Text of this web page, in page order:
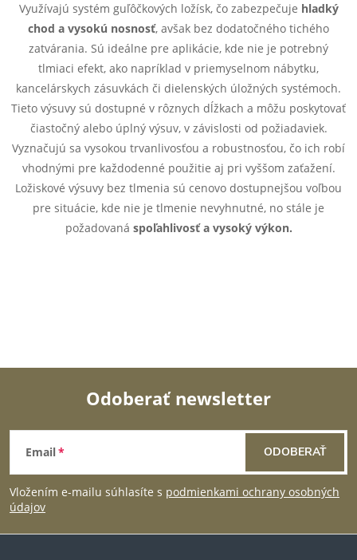
á
a
c
i
e
v
p
s
u
Využívajú systém guľôčkových ložísk, čo zabezpečuje hladký
chod a vysokú nosnosť, avšak bez dodatočného tichého
zatvárania. Sú ideálne pre aplikácie, kde nie je potrebný
tlmiaci efekt, ako napríklad v priemyselnom nábytku,
kancelárskych zásuvkách či dielenských úložných systémoch.
Tieto výsuvy sú dostupné v rôznych dĺžkach a môžu poskytovať
čiastočný alebo úplný výsuv, v závislosti od požiadaviek.
Vyznačujú sa vysokou trvanlivosťou a robustnosťou, čo ich robí
vhodnými pre každodenné použitie aj pri vyššom zaťažení.
Ložiskové výsuvy bez tlmenia sú cenovo dostupnejšou voľbou
pre situácie, kde nie je tlmenie nevyhnutné, no stále je
požadovaná spoľahlivosť a vysoký výkon.
Z
á
p
Odoberať newsletter
Email
Vložením e-mailu súhlasíte s podmienkami ochrany osobných
údajov
ODOBERAŤ